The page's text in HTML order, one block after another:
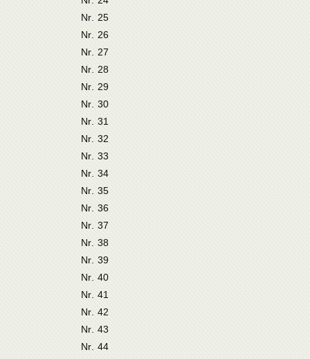
Nr. 25
Nr. 26
Nr. 27
Nr. 28
Nr. 29
Nr. 30
Nr. 31
Nr. 32
Nr. 33
Nr. 34
Nr. 35
Nr. 36
Nr. 37
Nr. 38
Nr. 39
Nr. 40
Nr. 41
Nr. 42
Nr. 43
Nr. 44